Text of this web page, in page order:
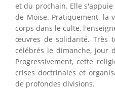
et du prochain. Elle
de Moïse. Pratiquement, la
corps dans le culte,
œuvres de solidarité. Très
célébrés le dimanche, jour
Progressivement, cette
crises doctrinales et
de profondes divisions.